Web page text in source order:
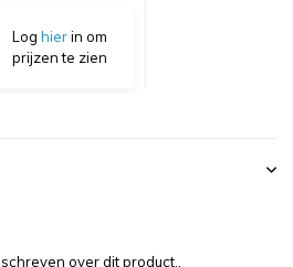
Log hierin om
prijzen te zien
over dit product..